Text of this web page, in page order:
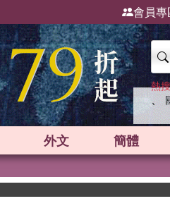
會員專
熱
、
外文 簡體